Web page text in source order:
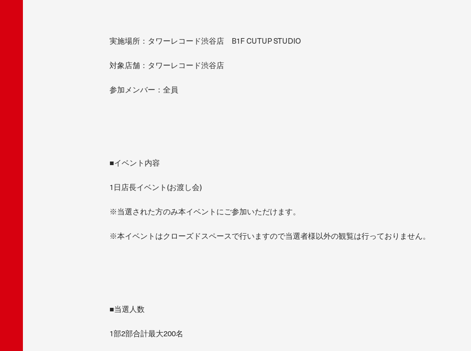
実施場所：タワーレコード渋谷店 B1F CUTUP STUDIO
対象店舗：タワーレコード渋谷店
参加メンバー：全員
■イベント内容
1日店長イベント(お渡し会)
※当選された方のみ本イベントにご参加いただけます。
※本イベントはクローズドスペースで行いますので当選者様以外の観覧は行っておりません。
■当選人数
1部2部合計最大200名